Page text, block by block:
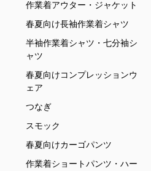
作業着アウター・ジャケット
春夏向け長袖作業着シャツ
半袖作業着シャツ・七分袖シ
ャツ
春夏向けコンプレッションウ
ェア
つなぎ
スモック
春夏向けカーゴパンツ
作業着ショートパンツ・ハー